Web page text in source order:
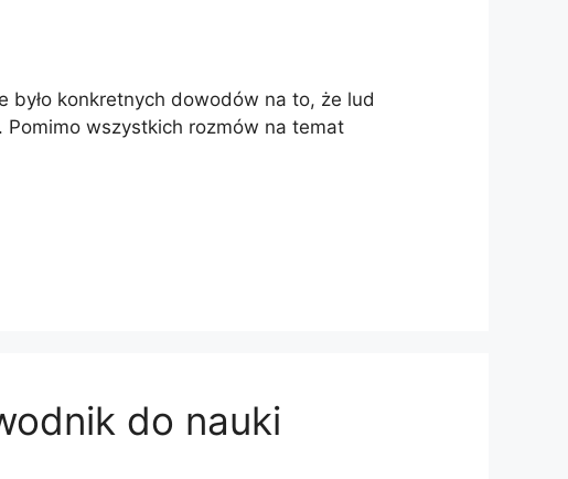
było konkretnych dowodów na to, że lud
Pomimo wszystkich rozmów na temat
do nauki